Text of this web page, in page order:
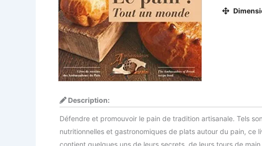
Description:
Défendre et promouvoir le pain de tradition artisanale. Tels
nutritionnelles et gastronomiques de plats autour du pain, ce
contient quelques uns de leurs secrets, de leurs tours de